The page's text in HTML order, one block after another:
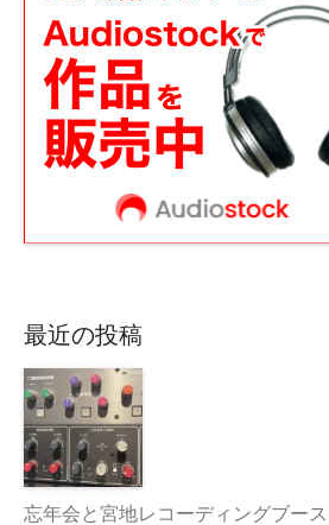
最近の投稿
忘年会と宮地レコーディングブー